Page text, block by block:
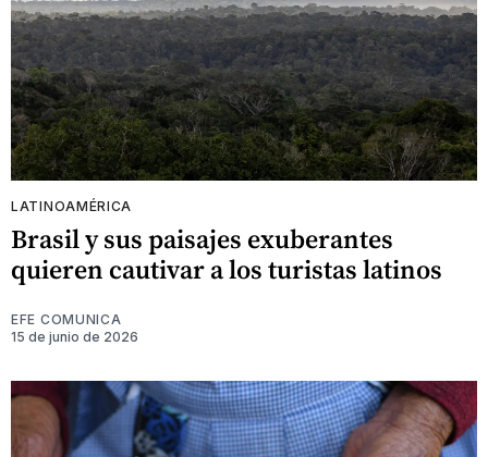
LATINOAMÉRICA
Brasil y sus paisajes exuberantes
quieren cautivar a los turistas latinos
EFE COMUNICA
15 de junio de 2026